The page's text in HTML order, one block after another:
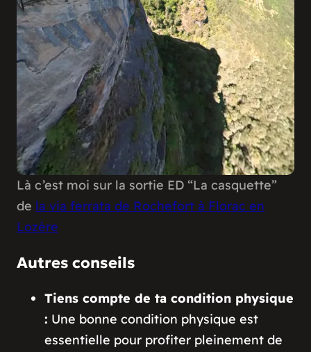
Là c’est moi sur la sortie ED “La casquette”
de la via ferrata de Rochefort à Florac en
Lozère
Autres conseils
Tiens compte de ta condition physique
: Une bonne condition physique est
essentielle pour profiter pleinement de